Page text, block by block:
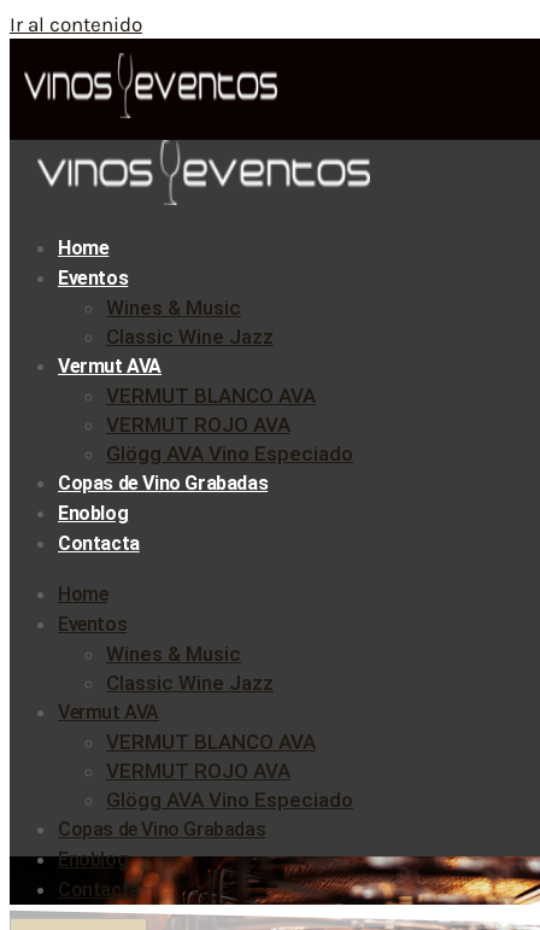
Ir al contenido
Home
Eventos
Wines & Music
Classic Wine Jazz
Vermut AVA
VERMUT BLANCO AVA
VERMUT ROJO AVA
Glögg AVA Vino Especiado
Copas de Vino Grabadas
Enoblog
Contacta
Home
Eventos
Wines & Music
Classic Wine Jazz
Vermut AVA
VERMUT BLANCO AVA
VERMUT ROJO AVA
Glögg AVA Vino Especiado
Copas de Vino Grabadas
Enoblog
Contacta